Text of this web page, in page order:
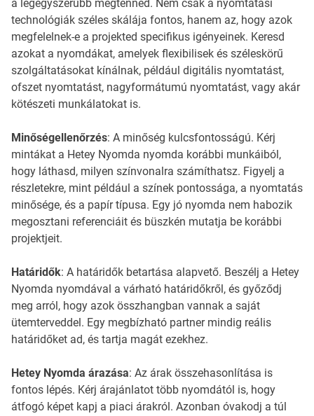
a legegyszerűbb megtenned. Nem csak a nyomtatási
technológiák széles skálája fontos, hanem az, hogy azok
megfelelnek-e a projekted specifikus igényeinek. Keresd
azokat a nyomdákat, amelyek flexibilisek és széleskörű
szolgáltatásokat kínálnak, például digitális nyomtatást,
ofszet nyomtatást, nagyformátumú nyomtatást, vagy akár
kötészeti munkálatokat is.
Minőségellenőrzés: A minőség kulcsfontosságú. Kérj
mintákat a Hetey Nyomda nyomda korábbi munkáiból,
hogy láthasd, milyen színvonalra számíthatsz. Figyelj a
részletekre, mint például a színek pontossága, a nyomtatás
minősége, és a papír típusa. Egy jó nyomda nem habozik
megosztani referenciáit és büszkén mutatja be korábbi
projektjeit.
Határidők: A határidők betartása alapvető. Beszélj a Hetey
Nyomda nyomdával a várható határidőkről, és győződj
meg arról, hogy azok összhangban vannak a saját
ütemterveddel. Egy megbízható partner mindig reális
határidőket ad, és tartja magát ezekhez.
Hetey Nyomda árazása: Az árak összehasonlítása is
fontos lépés. Kérj árajánlatot több nyomdától is, hogy
átfogó képet kapj a piaci árakról. Azonban óvakodj a túl